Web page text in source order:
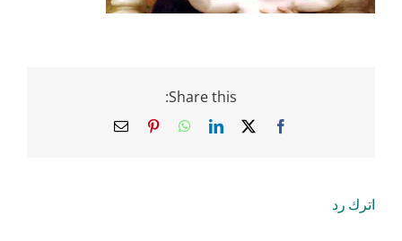
Share this:
Facebook
X
LinkedIn
WhatsApp
Pinterest
Email
اترك رد